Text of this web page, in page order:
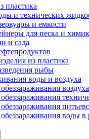
пластика
и технических
и емкости
для песка и
и сада
из пластика
рыбы
воды и воздуха
воды